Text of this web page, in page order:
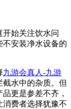
始关注饮水问
安装净水设备的
九游会真人-九游
截水中的杂质。但
更是参差不齐，
消费者选择犹豫不